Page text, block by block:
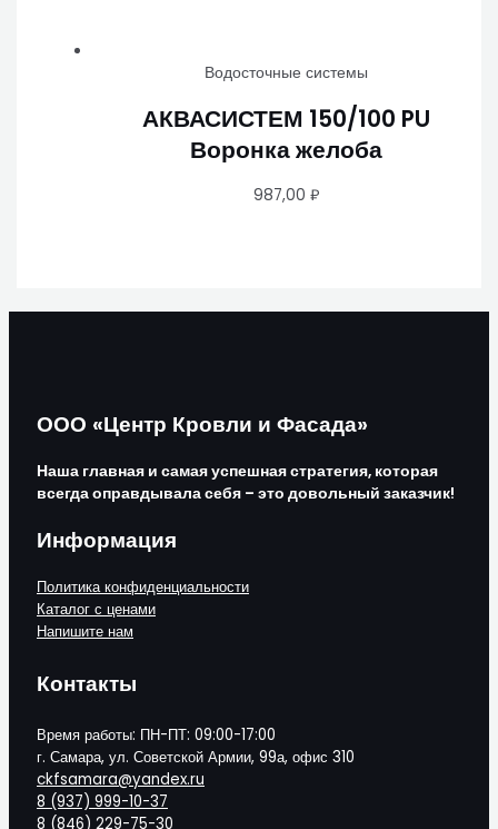
Водосточные системы
АКВАСИСТЕМ 150/100 PU
Воронка желоба
987,00 ₽
ООО «Центр Кровли и Фасада»
Наша главная и самая успешная стратегия, которая
всегда оправдывала себя – это довольный заказчик!
Информация
Политика конфиденциальности
Каталог с ценами
Напишите нам
Контакты
Время работы: ПН-ПТ: 09:00-17:00
г. Самара, ул. Советской Армии, 99а, офис 310
ckfsamara@yandex.ru
8 (937) 999-10-37
8 (846) 229-75-30